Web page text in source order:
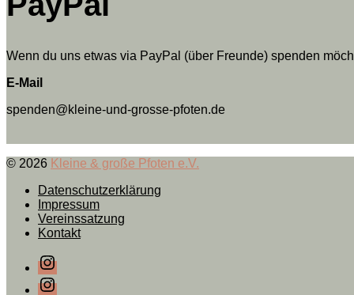
Wenn du uns etwas via PayPal (über Freunde) spenden
E-Mail
spenden@kleine-und-grosse-pfoten.de
© 2026 Kleine & große Pfoten e.V.
Datenschutzerklärung
Impressum
Vereinssatzung
Kontakt
Instagram
Instagram